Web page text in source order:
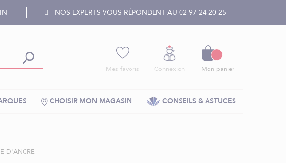
NOS EXPERTS VOUS RÉPONDENT AU 02 97 24 20 25
Mes favoris Connexion Mon panier
CONSEILS & ASTUCES
CHOISIR MON MAGASIN
D'ANCRE